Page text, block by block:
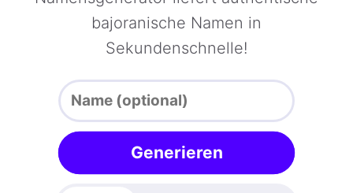
bajoranische Namen in
Sekundenschnelle!
Generieren